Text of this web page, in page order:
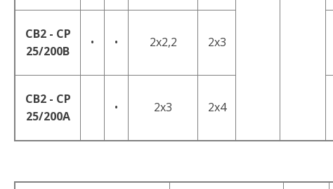
CB2 - CP
25/200B
• • 2x2,2 2x3
CB2 - CP
25/200A
• 2x3 2x4